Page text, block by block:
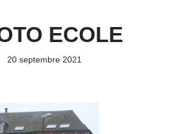
ECOLE
20 septembre 2021